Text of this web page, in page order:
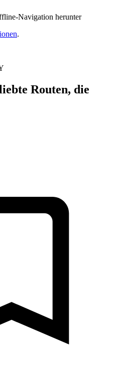
Navigation herunter
.
Routen, die